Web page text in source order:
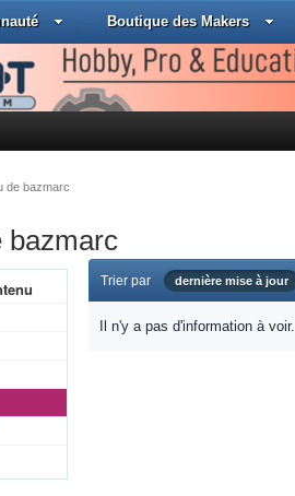
Boutique des Makers
de bazmarc
bazmarc
Trier par dernière mise à jour
Il n'y a pas d'information à voir.